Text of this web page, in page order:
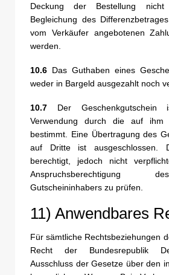
Deckung der Bestellung
Begleichung des
vom Verkäufer angebotenen
werden.
10.6 Das Guthaben eines
weder in Bargeld ausgezahlt noch
10.7 Der
Verwendung durch die auf ihm
bestimmt. Eine Übertragung des
auf Dritte ist ausgeschlossen.
berechtigt, jedoch nicht
Anspruchsberechtigung
Gutscheininhabers zu prüfen.
11) Anwendbares
Für sämtliche Rechtsbeziehungen
Recht der Bundesrepublik
Ausschluss der Gesetze über den